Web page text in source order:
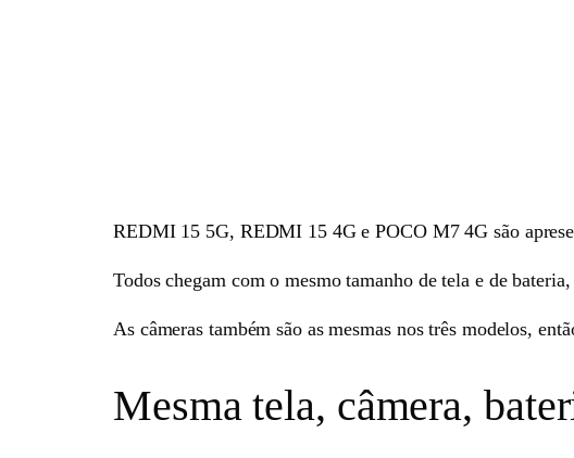
REDMI 15 5G, REDMI 15 4G e POCO M7 4G são
Todos chegam com o mesmo tamanho de tela e de
As câmeras também são as mesmas nos três modelos,
Mesma tela, câmera,